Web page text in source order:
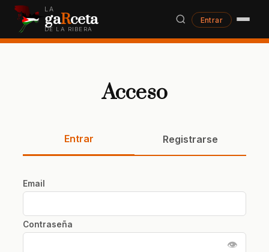
LA
gaRceta
DE LA RIBERA
Entrar
Acceso
Entrar Registrarse
Email
Contraseña
👁